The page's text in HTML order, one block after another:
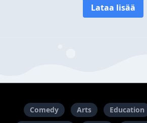
Lataa lisää
Comedy Arts Education